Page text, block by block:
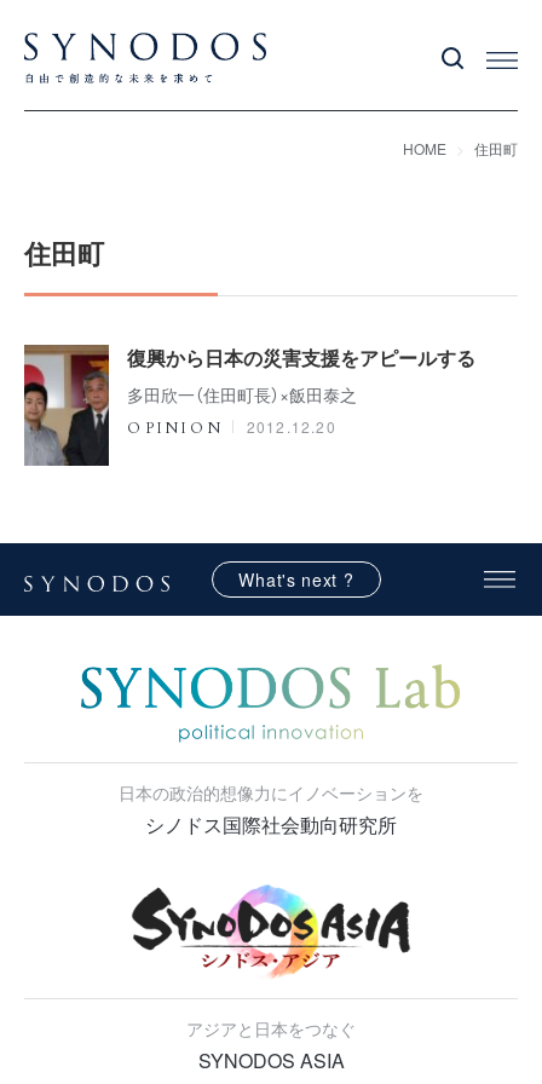
HOME 住田町
住田町
復興から日本の災害支援をアピールする
多田欣一（住田町長）×飯田泰之
OPINION 2012.12.20
What's next ?
日本の政治的想像力にイノベーションを
シノドス国際社会動向研究所
アジアと日本をつなぐ
SYNODOS ASIA